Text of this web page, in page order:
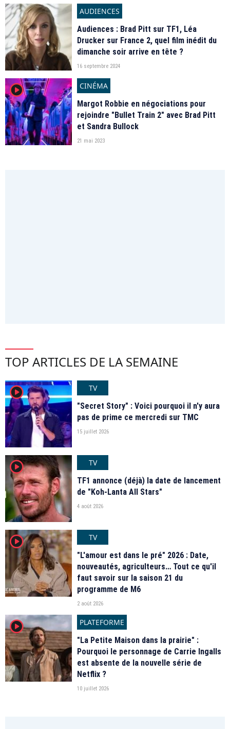
AUDIENCES
Audiences : Brad Pitt sur TF1, Léa
Drucker sur France 2, quel film inédit du
dimanche soir arrive en tête ?
16 septembre 2024
player2
CINÉMA
Margot Robbie en négociations pour
rejoindre "Bullet Train 2" avec Brad Pitt
et Sandra Bullock
21 mai 2023
TOP ARTICLES DE LA SEMAINE
player2
TV
"Secret Story" : Voici pourquoi il n'y aura
pas de prime ce mercredi sur TMC
15 juillet 2026
player2
TV
TF1 annonce (déjà) la date de lancement
de "Koh-Lanta All Stars"
4 août 2026
player2
TV
"L'amour est dans le pré" 2026 : Date,
nouveautés, agriculteurs… Tout ce qu'il
faut savoir sur la saison 21 du
programme de M6
2 août 2026
player2
PLATEFORME
"La Petite Maison dans la prairie" :
Pourquoi le personnage de Carrie Ingalls
est absente de la nouvelle série de
Netflix ?
10 juillet 2026